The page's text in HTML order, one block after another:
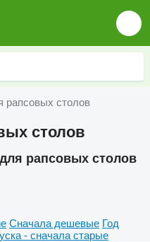
рапсовых столов
столов
рапсовых столов
Сначала дешевые Год
- сначала старые